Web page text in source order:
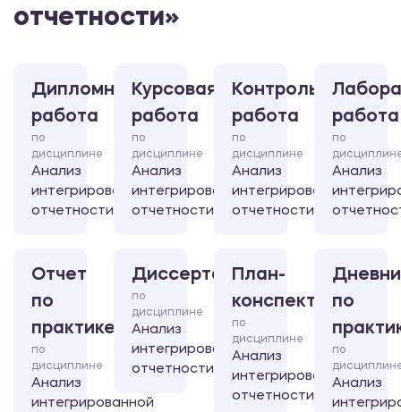
отчетности»
Дипломная
работа
по
дисциплине
Анализ
интегрированной
отчетности
Курсовая
работа
по
дисциплине
Анализ
интегрированной
отчетности
Контрольная
работа
по
дисциплине
Анализ
интегрированной
отчетности
работа
по
Анализ
Отчет
по
практике
по
дисциплине
Анализ
интегрированной
Диссертация
по
дисциплине
Анализ
интегрированной
отчетности
План-
конспект
по
дисциплине
Анализ
интегрированной
отчетности
по
по
Анализ